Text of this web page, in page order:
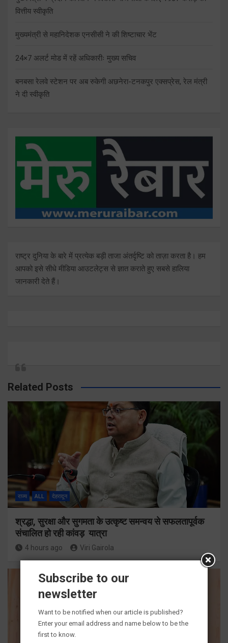
वित्तीय स्वीकृति
मुख्यमंत्री से महानिदेशक एनसीसी ने की शिष्टाचार भेंट
24×7 अलर्ट मोड में रहें अधिकारीः मुख्य सचिव
बनबसा रेलवे स्टेशन पर अब रुकेगी अछनेरा-टनकपुर एक्सप्रेस, रेल मंत्री
ने दी स्वीकृति
राष्ट्र दुनिया के बारे में प्रत्येक बड़ी ताजा अंतर्दृष्टि को ताज़ा करता है। हम
आपको इसे सीधे मीडिया आउटलेट्स से ज्ञात कराते हुए सबसे हालिया
जानकारी देते हैं।
Related Posts
राज्य ALL देहरादून
श्रद्धा, सुरक्षा और सुगमता के उत्कृष्ट समन्वय से सफलतापूर्वक
संचालित हो रही कांवड़ यात्रा
4 hours ago Viri Gairola
Subscribe to our
newsletter
Want to be notified when our article is published?
Enter your email address and name below to be the
first to know.